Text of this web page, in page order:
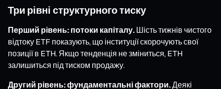
Три рівні структурного тиску
Перший рівень: потоки капіталу. Шість тижнів чистого
відтоку ETF показують, що інституції скорочують свої
позиції в ETH. Якщо тенденція не зміниться, ETH
залишиться під тиском продажу.
Другий рівень: фундаментальні фактори.Деякі